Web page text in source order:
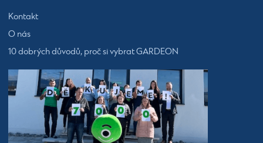
Kontakt
O nás
10 dobrých důvodů, proč si vybrat GARDEON